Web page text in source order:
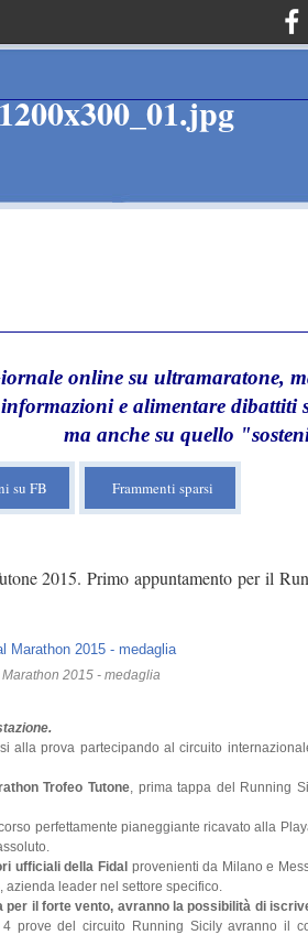
online su ultramaratone,
e alimentare dibattiti
ma anche su quello
su FB Frammenti sparsi
2015. Primo appuntamento per il
2015 - medaglia
alla prova partecipando al circuito
Trofeo Tutone, prima tappa del Running
perfettamente pianeggiante ricavato alla
ufficiali della Fidal provenienti da Milano e
, azienda leader nel settore specifico.
il forte vento, avranno la possibilità di
prove del circuito Running Sicily avranno il